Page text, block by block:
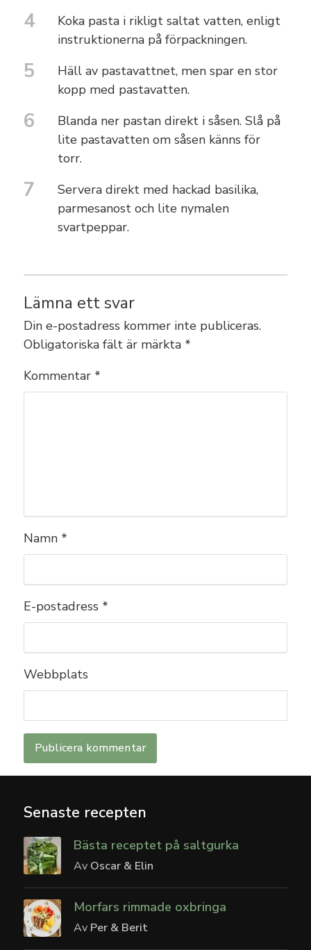
4
Koka pasta i rikligt saltat vatten, enligt
instruktionerna på förpackningen.
5
Häll av pastavattnet, men spar en stor
kopp med pastavatten.
6
Blanda ner pastan direkt i såsen. Slå på
lite pastavatten om såsen känns för
torr.
7
Servera direkt med hackad basilika,
parmesanost och lite nymalen
svartpeppar.
Lämna ett svar
Din e-postadress kommer inte publiceras.
Obligatoriska fält är märkta *
Kommentar *
Namn *
E-postadress *
Webbplats
Senaste recepten
Bästa receptet på saltgurka
Av Oscar & Elin
Morfars rimmade oxbringa
Av Per & Berit